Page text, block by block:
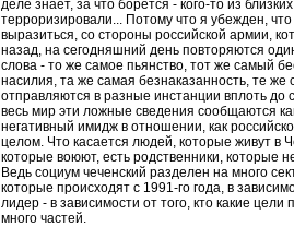
деле знает, за что борется - кого-то из
терроризировали... Потому что я убежден,
выразиться, со стороны российской армии,
назад, на сегодняшний день повторяются
слова - то же самое пьянство, тот же самый
насилия, та же самая безнаказанность, те
отправляются в разные инстанции вплоть до
весь мир эти ложные сведения сообщаются
негативный имидж в отношении, как
целом. Что касается людей, которые живут в
которые воюют, есть родственники, которые
Ведь социум чеченский разделен на много
которые происходят с 1991-го года, в
лидер - в зависимости от того, кто какие
много частей.